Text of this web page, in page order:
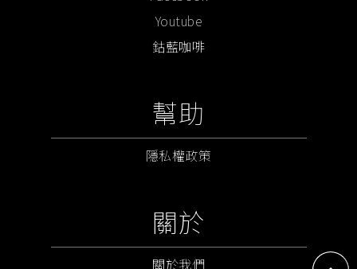
Youtube
鈷藍咖啡
幫助
隱私權政策
關於
關於我們